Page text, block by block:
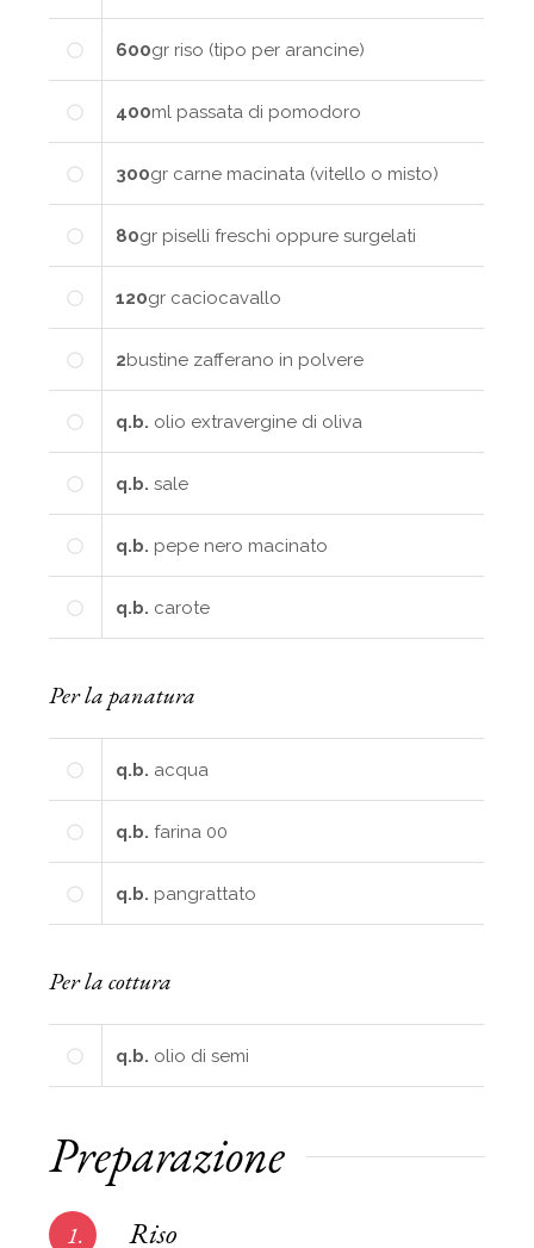
600gr riso (tipo per arancine)
400ml passata di pomodoro
300gr carne macinata (vitello o misto)
80gr piselli freschi oppure surgelati
120gr caciocavallo
2bustine zafferano in polvere
q.b. olio extravergine di oliva
q.b. sale
q.b. pepe nero macinato
q.b. carote
Per la panatura
q.b. acqua
q.b. farina 00
q.b. pangrattato
Per la cottura
q.b. olio di semi
Preparazione
1. Riso